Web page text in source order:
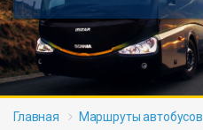
Главная Маршруты автобусов